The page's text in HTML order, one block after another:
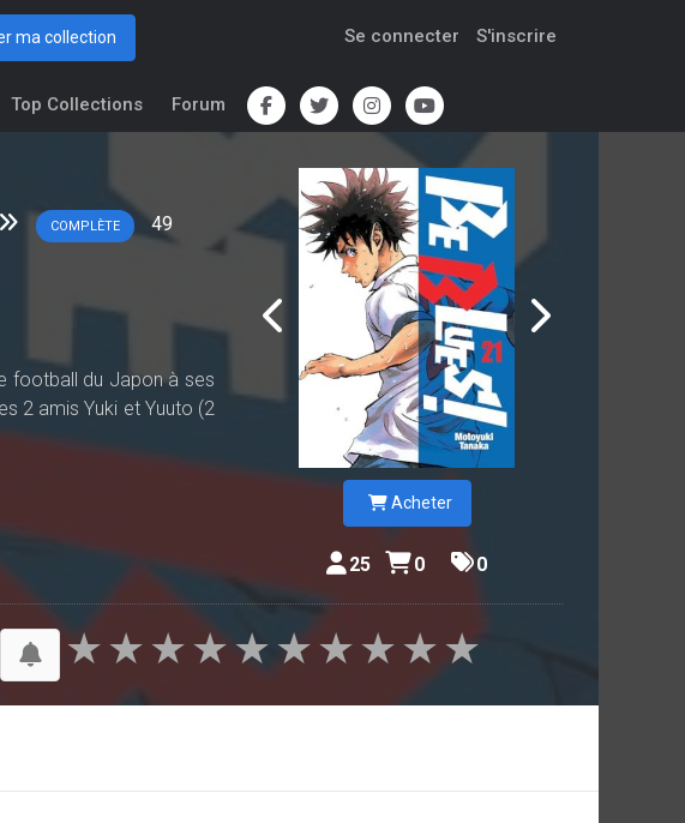
ma collection Se connecter S'inscrire
Top Collections Forum
COMPLÈTE
49
football du Japon à ses
2 amis Yuki et Yuuto (2
Acheter
25 0 0
★
★
★
★
★
★
★
★
★
★